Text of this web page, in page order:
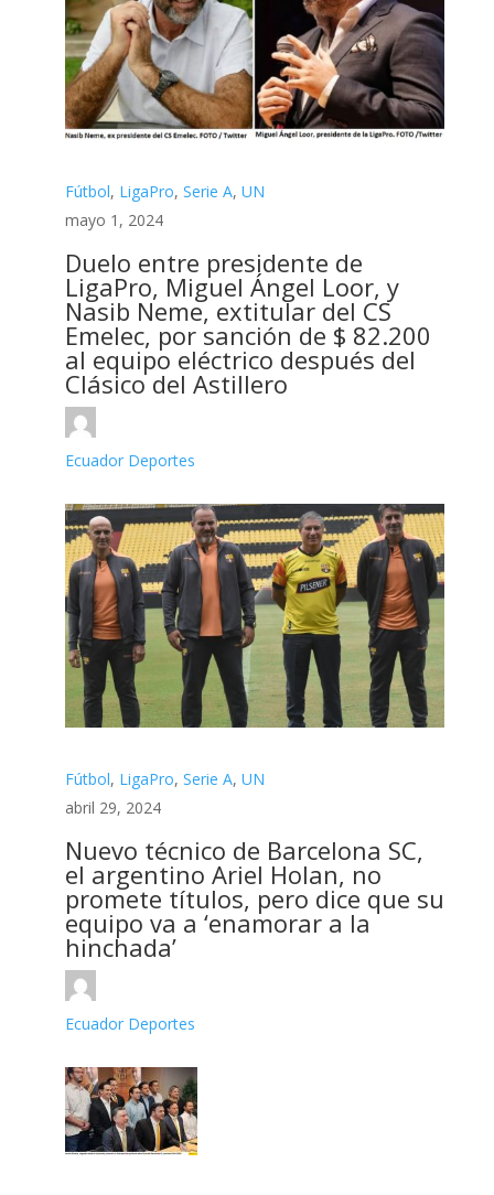
Fútbol, LigaPro, Serie A, UN
mayo 1, 2024
Duelo entre presidente de
LigaPro, Miguel Ángel Loor, y
Nasib Neme, extitular del CS
Emelec, por sanción de $ 82.200
al equipo eléctrico después del
Clásico del Astillero
Ecuador Deportes
Fútbol, LigaPro, Serie A, UN
abril 29, 2024
Nuevo técnico de Barcelona SC,
el argentino Ariel Holan, no
promete títulos, pero dice que su
equipo va a ‘enamorar a la
hinchada’
Ecuador Deportes